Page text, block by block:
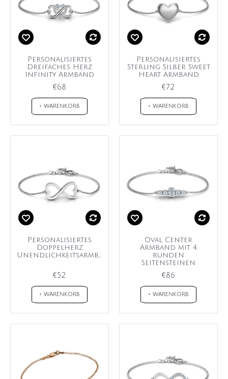
Personalisiertes
Dreifaches Herz
Infinity Armband
€68
+ WARENKORB
Personalisiertes
Sterling Silber Sweet
Heart Armband
€72
+ WARENKORB
Personalisiertes
Doppelherz
Unendlichkeitsarmband
€52
+ WARENKORB
Oval Center
Armband mit 4
runden
Seitensteinen
€86
+ WARENKORB